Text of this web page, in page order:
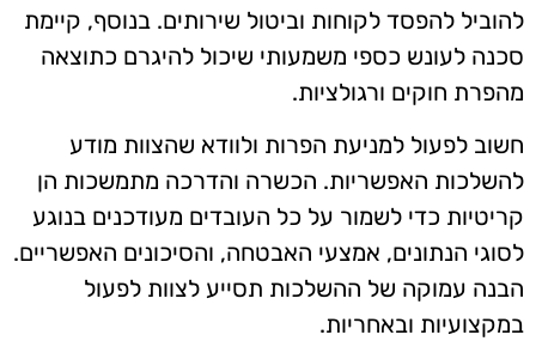
להוביל להפסד לקוחות וביטול שירותים. בנוסף, קיימת
סכנה לעונש כספי משמעותי שיכול להיגרם כתוצאה
מהפרת חוקים ורגולציות.
חשוב לפעול למניעת הפרות ולוודא שהצוות מודע
להשלכות האפשריות. הכשרה והדרכה מתמשכות הן
קריטיות כדי לשמור על כל העובדים מעודכנים בנוגע
לסוגי הנתונים, אמצעי האבטחה, והסיכונים האפשריים.
הבנה עמוקה של ההשלכות תסייע לצוות לפעול
במקצועיות ובאחריות.